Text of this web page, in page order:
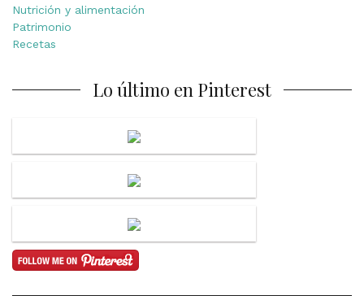
Nutrición y alimentación
Patrimonio
Recetas
Lo último en Pinterest